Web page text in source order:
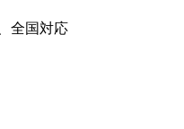
全国対応